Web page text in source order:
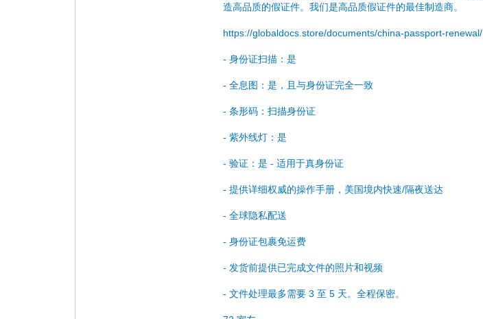
造高品质的假证件。我们是高品质假证件的最佳制造商。
https://globaldocs.store/documents/china-passport-renewal/
- 身份证扫描：是
- 全息图：是，且与身份证完全一致
- 条形码：扫描身份证
- 紫外线灯：是
- 验证：是 - 适用于真身份证
- 提供详细权威的操作手册，美国境内快速/隔夜送达
- 全球隐私配送
- 身份证包裹免运费
- 发货前提供已完成文件的照片和视频
- 文件处理最多需要 3 至 5 天。全程保密。